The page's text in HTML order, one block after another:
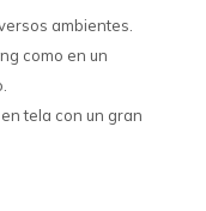
ambientes.
como en un
tela con un gran